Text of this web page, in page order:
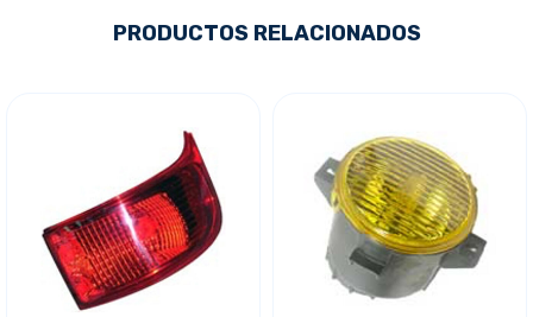
PRODUCTOS RELACIONADOS